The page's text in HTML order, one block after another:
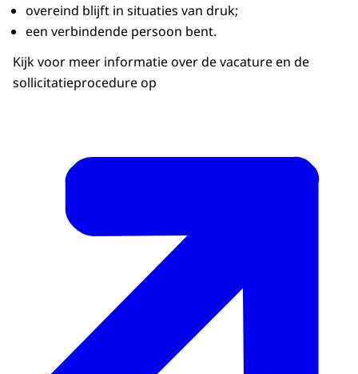
overeind blijft in situaties van druk;
een verbindende persoon bent.
Kijk voor meer informatie over de vacature en de
sollicitatieprocedure op